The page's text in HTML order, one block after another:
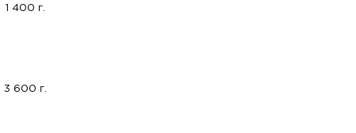
1 400 г.
3 600 г.